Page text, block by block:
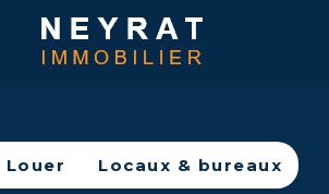
Louer Locaux & bureaux